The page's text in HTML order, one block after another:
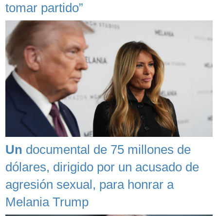
tomar partido”
Un documental de 75 millones de
dólares, dirigido por un acusado de
agresión sexual, para honrar a
Melania Trump